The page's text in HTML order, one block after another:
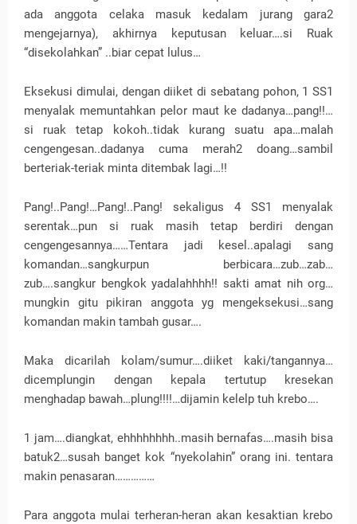
ada anggota celaka masuk kedalam jurang gara2
mengejarnya), akhirnya keputusan keluar….si Ruak
“disekolahkan” ..biar cepat lulus…
Eksekusi dimulai, dengan diiket di sebatang pohon, 1 SS1
menyalak memuntahkan pelor maut ke dadanya…pang!!…
si ruak tetap kokoh..tidak kurang suatu apa…malah
cengengesan..dadanya cuma merah2 doang…sambil
berteriak-teriak minta ditembak lagi…!!
Pang!..Pang!…Pang!..Pang! sekaligus 4 SS1 menyalak
serentak…pun si ruak masih tetap berdiri dengan
cengengesannya……Tentara jadi kesel..apalagi sang
komandan…sangkurpun berbicara…zub…zab…
zub….sangkur bengkok yadalahhhh!! sakti amat nih org…
mungkin gitu pikiran anggota yg mengeksekusi…sang
komandan makin tambah gusar….
Maka dicarilah kolam/sumur….diiket kaki/tangannya…
dicemplungin dengan kepala tertutup kresekan
menghadap bawah…plung!!!!…dijamin kelelp tuh krebo….
1 jam….diangkat, ehhhhhhhh..masih bernafas….masih bisa
batuk2…susah banget kok “nyekolahin” orang ini. tentara
makin penasaran……………
Para anggota mulai terheran-heran akan kesaktian krebo